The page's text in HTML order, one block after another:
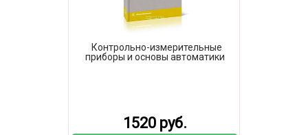
Контрольно-измерительные
приборы и основы автоматики
1520 руб.